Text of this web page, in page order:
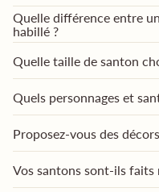
Quelle différence entre
habillé ?
Quelle taille de santon
Quels personnages et
Proposez-vous des
Vos santons sont-ils faits